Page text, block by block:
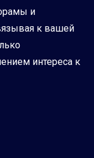
и
к вашей
интереса к